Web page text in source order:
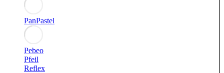
PanPastel
Pebeo
Pfeil
Reflex